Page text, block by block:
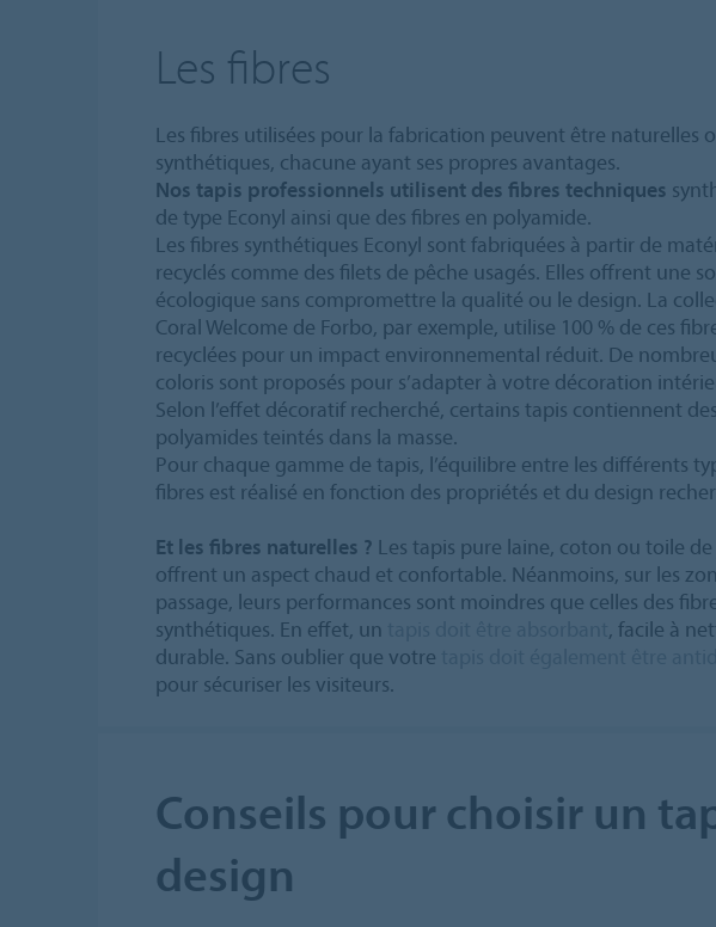
Les fibres
Les fibres utilisées pour la fabrication peuvent être naturelles
synthétiques, chacune ayant ses propres avantages.
Nos tapis professionnels utilisent des fibres techniques
de type Econyl ainsi que des fibres en polyamide.
Les fibres synthétiques Econyl sont fabriquées à partir de
recyclés comme des filets de pêche usagés. Elles offrent une
écologique sans compromettre la qualité ou le design. La
Coral Welcome de Forbo, par exemple, utilise 100 % de ces
recyclées pour un impact environnemental réduit. De
coloris sont proposés pour s’adapter à votre décoration
Selon l’effet décoratif recherché, certains tapis contiennent des
polyamides teintés dans la masse.
Pour chaque gamme de tapis, l’équilibre entre les différents
fibres est réalisé en fonction des propriétés et du design
Et les fibres naturelles ? Les tapis pure laine, coton ou toile
offrent un aspect chaud et confortable. Néanmoins, sur les
passage, leurs performances sont moindres que celles des
synthétiques. En effet, un
, facile à
durable. Sans oublier que votre
pour sécuriser les visiteurs.
Conseils pour choisir un
design